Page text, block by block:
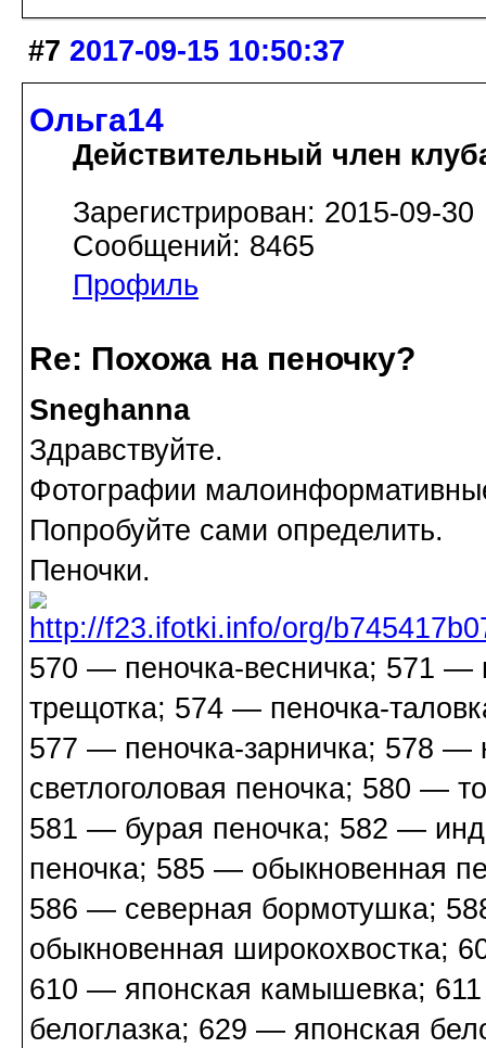
#7 2017-09-15 10:50:37
Ольга14
Действительный член
Зарегистрирован: 2015-09-30
Сообщений: 8465
Профиль
Re: Похожа на пеночку?
Sneghanna
Здравствуйте.
Фотографии
Попробуйте сами определить.
Пеночки.
570 — пеночка-весничка; 571 —
трещотка; 574 — пеночка-
577 — пеночка-зарничка; 578 —
светлоголовая пеночка; 580 —
581 — бурая пеночка; 582 —
пеночка; 585 — обыкновенная
586 — северная бормотушка;
обыкновенная широкохвостка;
610 — японская камышевка;
белоглазка; 629 — японская